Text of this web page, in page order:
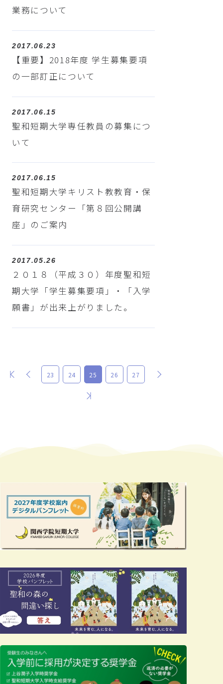
業務について
2017.06.23
【重要】2018年度 学生募集要項
の一部訂正について
2017.06.15
聖和短期大学専任教員の募集につ
いて
2017.06.15
聖和短期大学キリスト教教育・保
育研究センター「第８回公開講
座」のご案内
2017.05.26
２０１８（平成３０）年度聖和短
期大学「学生募集要項」・「入学
願書」が出来上がりました。
最初 前 23 24 25 26 27
最後